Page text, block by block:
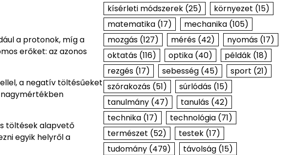
a protonok, míg a
erőket: az azonos
a negatív töltésűeket
nagymértékben
töltések alapvető
egyik helyről a
kísérleti módszerek(25) környezet (15)
matematika(17) mechanika(105)
mozgás(127) mérés(42) nyomás(17)
oktatás(116) optika(40) példák(18)
rezgés(17) sebesség(45) sport (21)
szórakozás(51) súrlódás(15)
tanulmány(47) tanulás(42)
technika(17) technológia(71)
természet (52) testek(17)
tudomány(479) távolság(15)